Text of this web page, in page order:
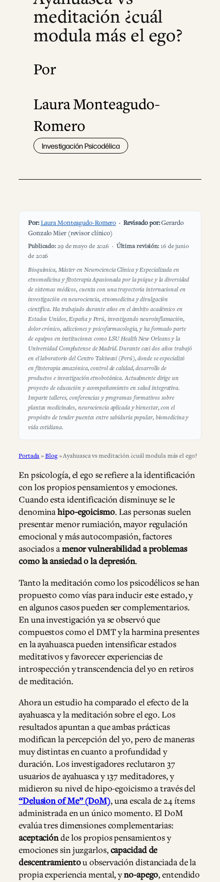
meditación ¿cuál
modula más el ego?
Por
Laura Monteagudo-
Romero
Investigación Psicodélica
Por:Laura Monteagudo-Romero · Revisado por:Gerardo
Gonzalo Mier (revisor clínico)
Publicado: 29 de mayo de 2026 · Última revisión: 16 de junio
de 2026
Bioquímica, Máster en Neurociencia Clínica y Especializada en
etnomedicina y fitoterapia Apasionada por la psique y la diversidad
de sistemas médicos, cuenta con una trayectoria internacional en
investigación en neurociencia, etnomedicina y divulgación
científica. Ha trabajado durante años en el ámbito académico en
Estados Unidos, España y Perú, investigando neuroinflamación,
dolor crónico, adicciones y psicofarmacología, y ha formado parte
de equipos en instituciones como LSU Health New Orleans y la
Universidad Complutense de Madrid. Durante casi dos años trabajó
en el laboratorio del Centro Takiwasi (Perú), donde se especializó
en fitoterapia amazónica, control de calidad, desarrollo de
productos e investigación etnobotánica. Actualmente dirige un
proyecto de educación y acompañamiento en salud integrativa.
Imparte talleres, conferencias y programas formativos sobre
plantas medicinales, neurociencia aplicada y bienestar, con el
propósito de tender puentes entre sabiduría popular, biomedicina y
vida cotidiana.
Portada »Blog»Ayahuasca vs meditación ¿cuál modula más el ego?
En psicología, el ego se refiere a la identificación
con los propios pensamientos y emociones.
Cuando esta identificación disminuye se le
denominahipo-egoicismo. Las personas suelen
presentar menor rumiación, mayor regulación
emocional y más autocompasión, factores
asociados amenor vulnerabilidad a problemas
como la ansiedad o la depresión.
Tanto la meditación como los psicodélicos se han
propuesto como vías para inducir este estado, y
en algunos casos pueden ser complementarios.
En una investigación ya se observó que
compuestos como el DMT y la harmina presentes
en la ayahuasca pueden intensificar estados
meditativos y favorecer experiencias de
introspección y transcendencia del yo en retiros
de meditación.
Ahora un estudio ha comparado el efecto de la
ayahuasca y la meditación sobre el ego. Los
resultados apuntan a que ambas prácticas
modifican la percepción del yo, pero de maneras
muy distintas en cuanto a profundidad y
duración. Los investigadores reclutaron 37
usuarios de ayahuasca y 137 meditadores, y
midieron su nivel de hipo-egoicismo a través del
“Delusion of Me” (DoM), una escala de 24 ítems
administrada en un único momento. El DoM
evalúa tres dimensiones complementarias:
aceptaciónde los propios pensamientos y
emociones sin juzgarlos,capacidad de
descentramientou observación distanciada de la
propia experiencia mental, yno-apego, entendido